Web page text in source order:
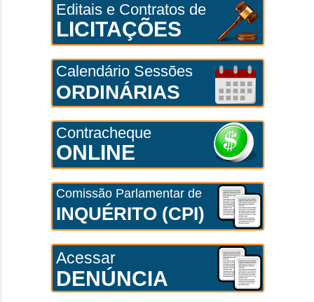
Editais e Contratos de
LICITAÇÕES
Calendário Sessões
ORDINÁRIAS
Contracheque
ONLINE
Comissão Parlamentar de
INQUÉRITO (CPI)
Acessar
DENÚNCIA